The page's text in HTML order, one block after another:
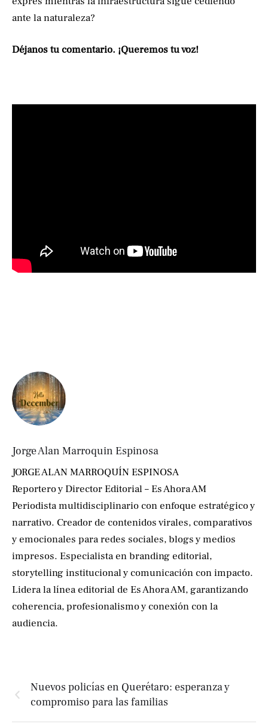
ante la naturaleza?
Déjanos tu comentario. ¡Queremos tu voz!
Jorge Alan Marroquin Espinosa
JORGE ALAN MARROQUÍN ESPINOSA
Reportero y Director Editorial – Es Ahora AM
Periodista multidisciplinario con enfoque estratégico y
narrativo. Creador de contenidos virales, comparativos
y emocionales para redes sociales, blogs y medios
impresos. Especialista en branding editorial,
storytelling institucional y comunicación con impacto.
Lidera la línea editorial de Es Ahora AM, garantizando
coherencia, profesionalismo y conexión con la
audiencia.
Nuevos policías en Querétaro: esperanza y
compromiso para las familias